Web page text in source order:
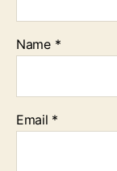
Name *
Email *